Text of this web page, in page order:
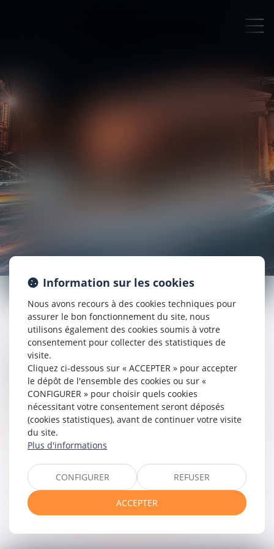
ASSURANCES
Le droit des assurances organise les relations entre les co-
contractants à une convention d'assurance, ayant pour
objectif la couverture d'un risque, les responsabilités en cas
de sa survenance ainsi que les règles liées à
l'indemnisation.
Nos compétences en la matière sont larges, n'hésitez pas à
nous contacter
Voir tous les domaines d'intervention
Information sur les cookies
Nous avons recours à des cookies techniques pour
assurer le bon fonctionnement du site, nous
utilisons également des cookies soumis à votre
consentement pour collecter des statistiques de
visite.
Cliquez ci-dessous sur « ACCEPTER » pour accepter
le dépôt de l'ensemble des cookies ou sur «
CONFIGURER » pour choisir quels cookies
nécessitant votre consentement seront déposés
(cookies statistiques), avant de continuer votre visite
du site.
Plus d'informations
CONFIGURER REFUSER
ACCEPTER